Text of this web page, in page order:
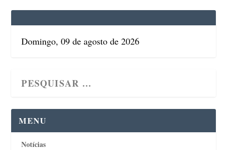
Domingo, 09 de agosto de 2026
MENU
Notícias